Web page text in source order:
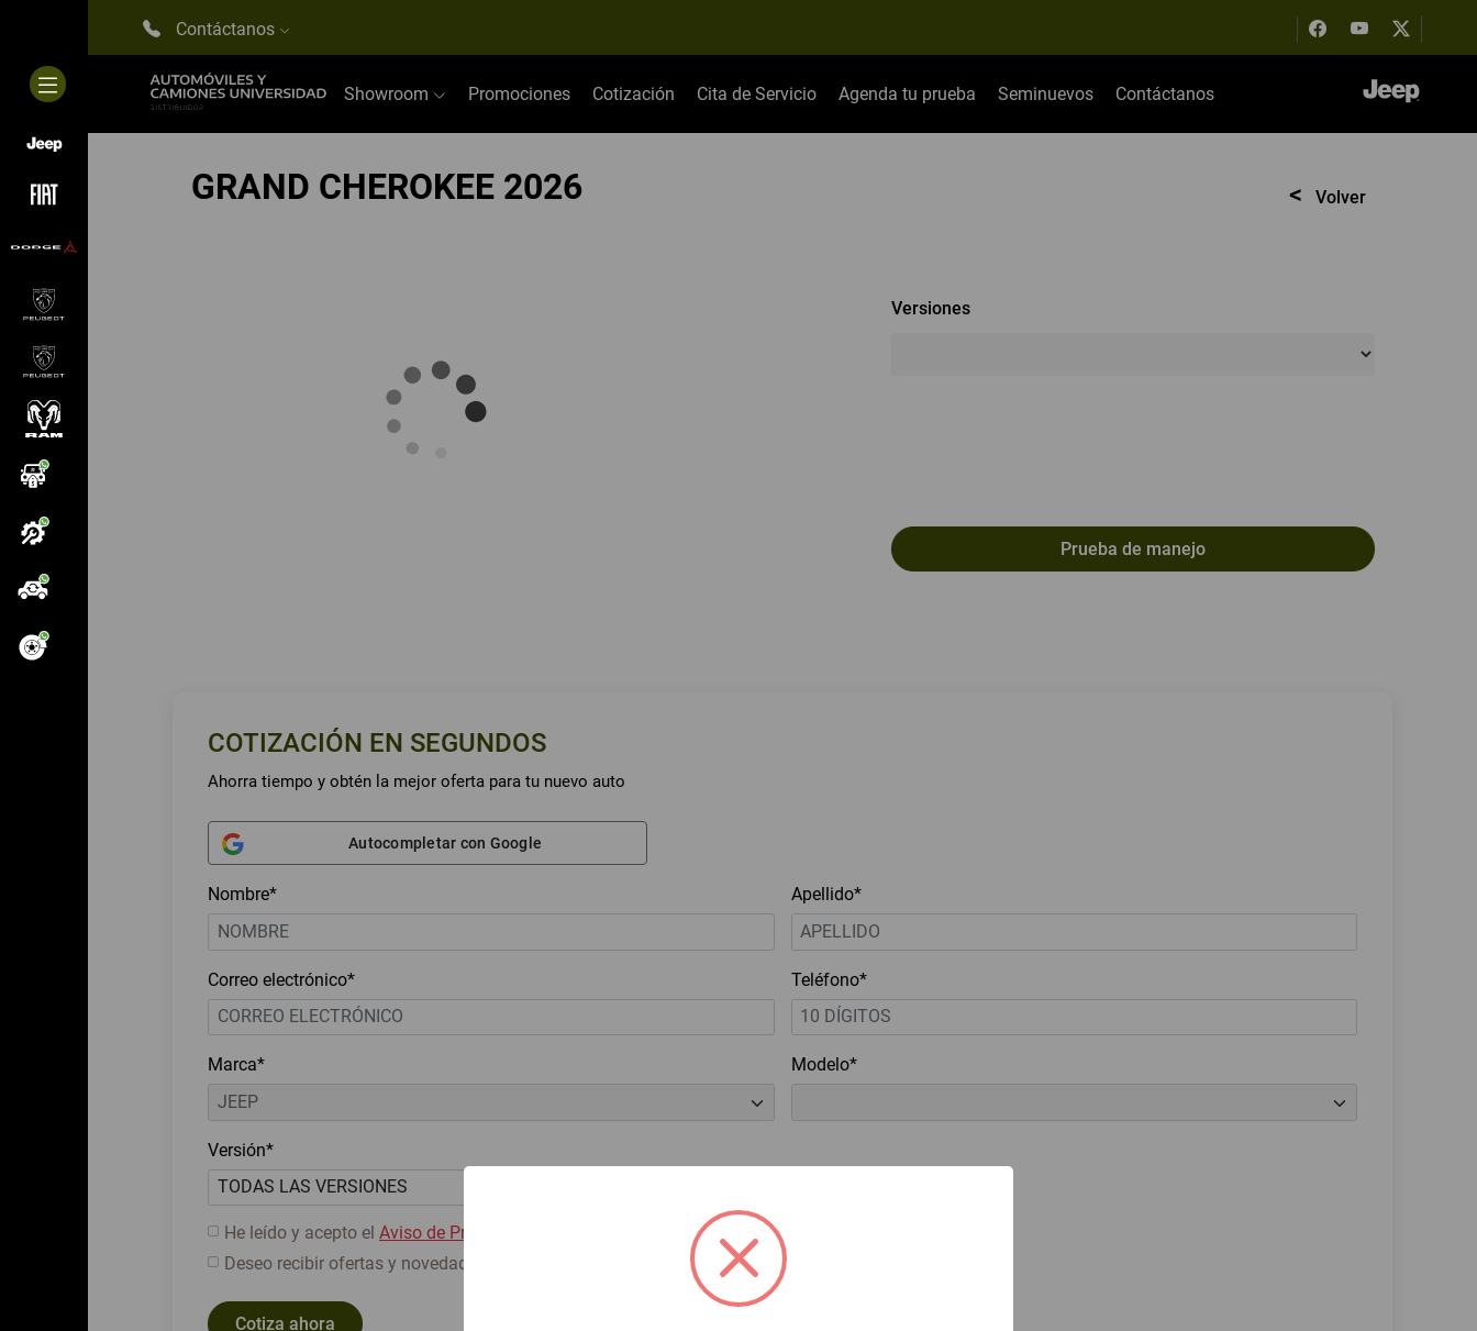
Contáctanos
Showroom Promociones Cotización Cita de Servicio Agenda tu prueba Seminuevos Contáctanos
GRAND CHEROKEE 2026 < Volver
Versiones
Prueba de manejo
COTIZACIÓN EN SEGUNDOS
Ahorra tiempo y obtén la mejor oferta para tu nuevo auto
Autocompletar con Google
Nombre* Apellido*
Correo electrónico* Teléfono*
Marca* Modelo*
Versión*
He leído y acepto el Aviso de Privacidad*
Deseo recibir ofertas y novedades.
Cotiza ahora